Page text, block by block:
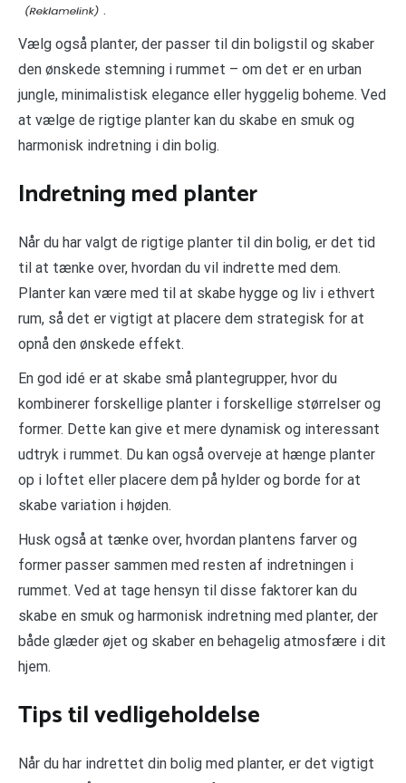
.
Vælg også planter, der passer til din boligstil og skaber
den ønskede stemning i rummet – om det er en urban
jungle, minimalistisk elegance eller hyggelig boheme. Ved
at vælge de rigtige planter kan du skabe en smuk og
harmonisk indretning i din bolig.
Indretning med planter
Når du har valgt de rigtige planter til din bolig, er det tid
til at tænke over, hvordan du vil indrette med dem.
Planter kan være med til at skabe hygge og liv i ethvert
rum, så det er vigtigt at placere dem strategisk for at
opnå den ønskede effekt.
En god idé er at skabe små plantegrupper, hvor du
kombinerer forskellige planter i forskellige størrelser og
former. Dette kan give et mere dynamisk og interessant
udtryk i rummet. Du kan også overveje at hænge planter
op i loftet eller placere dem på hylder og borde for at
skabe variation i højden.
Husk også at tænke over, hvordan plantens farver og
former passer sammen med resten af indretningen i
rummet. Ved at tage hensyn til disse faktorer kan du
skabe en smuk og harmonisk indretning med planter, der
både glæder øjet og skaber en behagelig atmosfære i dit
hjem.
Tips til vedligeholdelse
Når du har indrettet din bolig med planter, er det vigtigt